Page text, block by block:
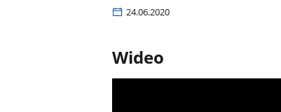
24.06.2020
Wideo